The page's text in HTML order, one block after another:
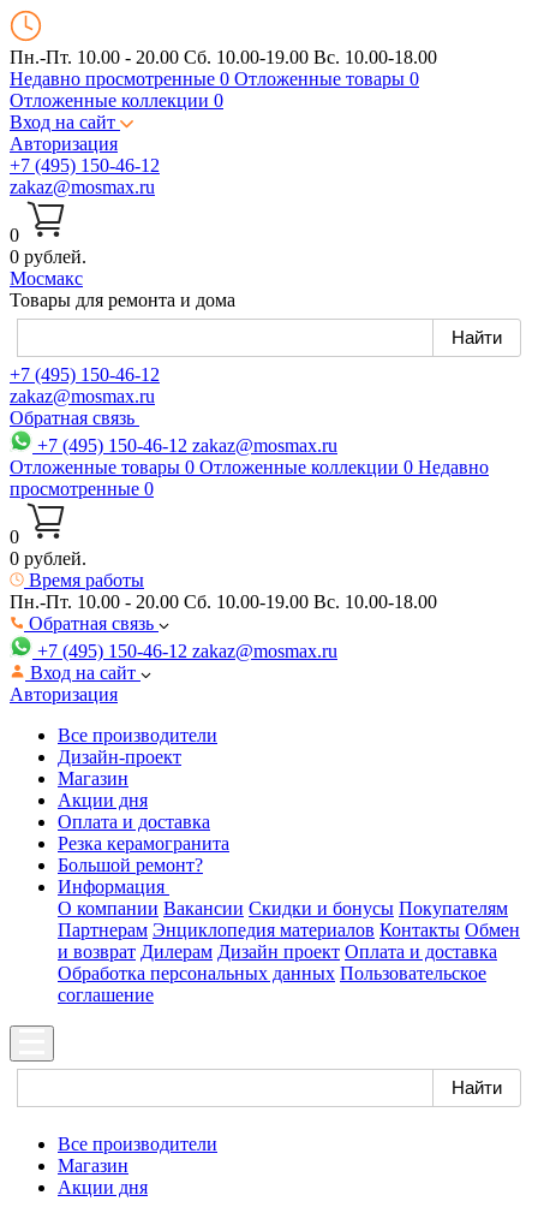
Пн.-Пт. 10.00 - 20.00 Сб. 10.00-19.00 Вс. 10.00-18.00
Недавно просмотренные 0 Отложенные товары 0
Отложенные коллекции 0
Вход на сайт
Авторизация
+7 (495) 150-46-12
zakaz@mosmax.ru
0
0 рублей.
Мосмакс
Товары для ремонта и дома
+7 (495) 150-46-12
zakaz@mosmax.ru
Обратная связь
+7 (495) 150-46-12 zakaz@mosmax.ru
Отложенные товары 0 Отложенные коллекции 0 Недавно
просмотренные 0
0
0 рублей.
Время работы
Пн.-Пт. 10.00 - 20.00 Сб. 10.00-19.00 Вс. 10.00-18.00
Обратная связь
+7 (495) 150-46-12 zakaz@mosmax.ru
Вход на сайт
Авторизация
Все производители
Дизайн-проект
Магазин
Акции дня
Оплата и доставка
Резка керамогранита
Большой ремонт?
Информация
О компании Вакансии Скидки и бонусы Покупателям
Партнерам Энциклопедия материалов Контакты Обмен
и возврат Дилерам Дизайн проект Оплата и доставка
Обработка персональных данных Пользовательское
соглашение
Все производители
Магазин
Акции дня